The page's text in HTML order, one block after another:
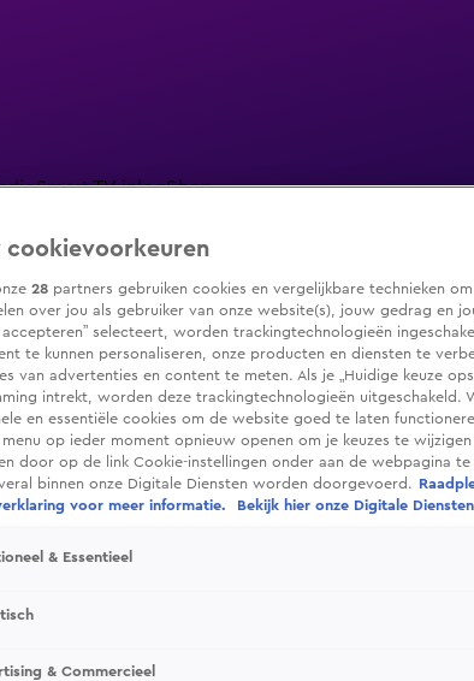
Smart TV inlogShop
LivestreamsShop
cookievoorkeuren
28 partners gebruiken cookies en vergelijkbare technieken
over jou als gebruiker van onze website(s), jouw gedrag en
selecteert, worden trackingtechnologieën
te kunnen personaliseren, onze producten en diensten te
van advertenties en content te meten. Als je „Huidige keuze
intrekt, worden deze trackingtechnologieën uitgeschakeld.
en essentiële cookies om de website goed te laten
op ieder moment opnieuw openen om je keuzes te
door op de link Cookie-instellingen onder aan de webpagina te
binnen onze Digitale Diensten worden doorgevoerd.
voor meer informatie.
Bekijk hier onze Digitale
& Essentieel
& Commercieel